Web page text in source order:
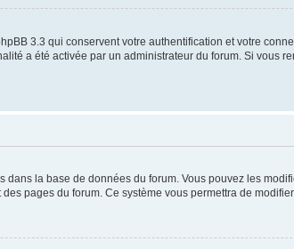
3.3 qui conservent votre authentification et votre
a été activée par un administrateur du forum. Si vous
la base de données du forum. Vous pouvez les
pages du forum. Ce système vous permettra de